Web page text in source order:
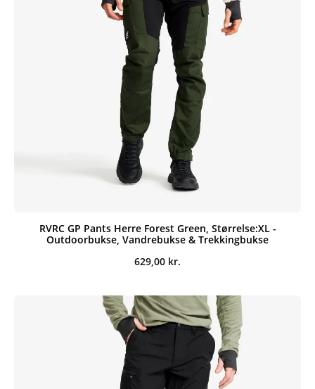
RVRC GP Pants Herre Forest Green, Størrelse:XL -
Outdoorbukse, Vandrebukse & Trekkingbukse
629,00 kr.